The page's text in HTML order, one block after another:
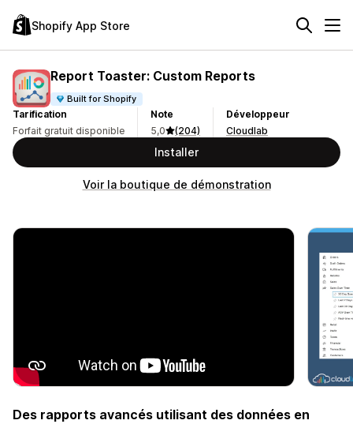
Shopify App Store
Report Toaster: Custom Reports
Built for Shopify
Tarification
Forfait gratuit disponible
Note
5,0
(204)
Développeur
Cloudlab
Installer
Voir la boutique de démonstration
Des rapports avancés utilisant des données en